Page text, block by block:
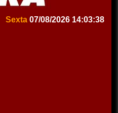
Sexta 07/08/2026 14:03:38